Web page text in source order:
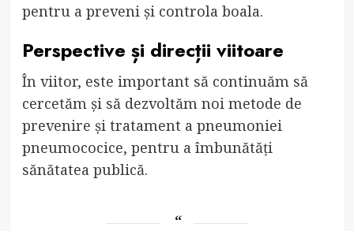
pentru a preveni și controla boala.
Perspective și direcții viitoare
În viitor, este important să continuăm să
cercetăm și să dezvoltăm noi metode de
prevenire și tratament a pneumoniei
pneumococice, pentru a îmbunătăți
sănătatea publică.